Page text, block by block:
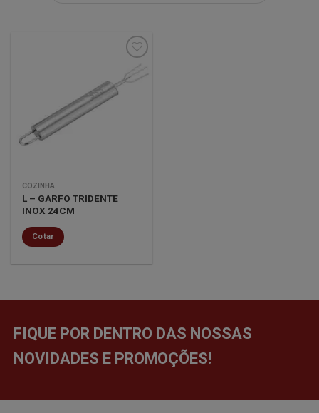
Minha
COZINHA
L – GARFO TRIDENTE
INOX 24CM
Cotar
FIQUE POR DENTRO DAS NOSSAS
NOVIDADES E PROMOÇÕES!